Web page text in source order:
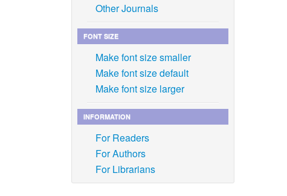
Other Journals
FONT SIZE
Make font size smaller
Make font size default
Make font size larger
INFORMATION
For Readers
For Authors
For Librarians